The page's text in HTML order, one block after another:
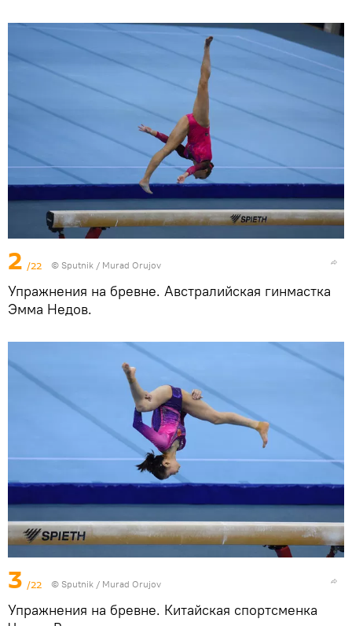
2 /22 © Sputnik / Murad Orujov
Упражнения на бревне. Австралийская гинмастка
Эмма Недов.
3 /22 © Sputnik / Murad Orujov
Упражнения на бревне. Китайская спортсменка